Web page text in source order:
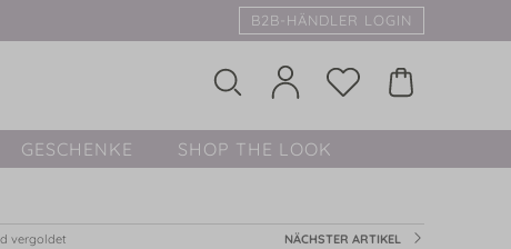
B2B-HÄNDLER LOGIN
GESCHENKE SHOP THE LOOK
vergoldet NÄCHSTER ARTIKEL